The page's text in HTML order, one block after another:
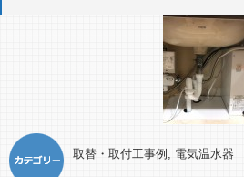
取替・取付工事例 , 電気温水器